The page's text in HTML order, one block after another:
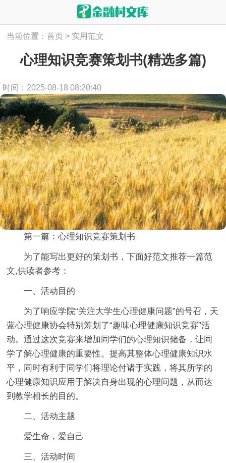
当前位置：首页 > 实用范文
心理知识竞赛策划书(精选多篇)
时间：2025-08-18 08:20:40
第一篇：心理知识竞赛策划书
为了能写出更好的策划书，下面好范文推荐一篇范
文,供读者参考：
一、活动目的
为了响应学院“关注大学生心理健康问题”的号召，天
蓝心理健康协会特别筹划了“趣味心理健康知识竞赛”活
动。通过这次竞赛来增加同学们的心理知识储备，让同
学了解心理健康的重要性。提高其整体心理健康知识水
平，同时有利于同学们将理论付诸于实践，将其所学的
心理健康知识应用于解决自身出现的心理问题，从而达
到教学相长的目的。
二、活动主题
爱生命，爱自己
三、活动时间